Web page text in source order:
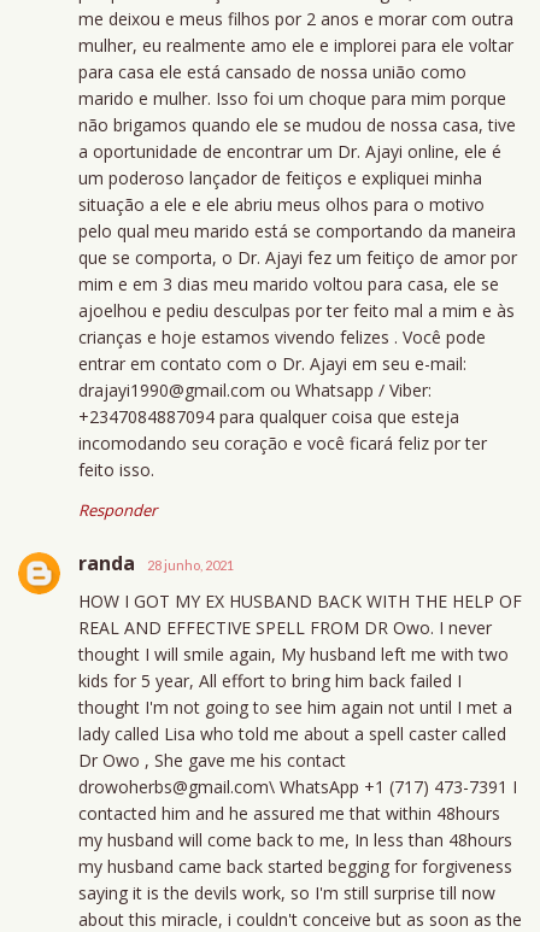
me deixou e meus filhos por 2 anos e morar com outra
mulher, eu realmente amo ele e implorei para ele voltar
para casa ele está cansado de nossa união como
marido e mulher. Isso foi um choque para mim porque
não brigamos quando ele se mudou de nossa casa, tive
a oportunidade de encontrar um Dr. Ajayi online, ele é
um poderoso lançador de feitiços e expliquei minha
situação a ele e ele abriu meus olhos para o motivo
pelo qual meu marido está se comportando da maneira
que se comporta, o Dr. Ajayi fez um feitiço de amor por
mim e em 3 dias meu marido voltou para casa, ele se
ajoelhou e pediu desculpas por ter feito mal a mim e às
crianças e hoje estamos vivendo felizes . Você pode
entrar em contato com o Dr. Ajayi em seu e-mail:
drajayi1990@gmail.com ou Whatsapp / Viber:
+2347084887094 para qualquer coisa que esteja
incomodando seu coração e você ficará feliz por ter
feito isso.
Responder
randa 28 junho, 2021
HOW I GOT MY EX HUSBAND BACK WITH THE HELP OF
REAL AND EFFECTIVE SPELL FROM DR Owo. I never
thought I will smile again, My husband left me with two
kids for 5 year, All effort to bring him back failed I
thought I'm not going to see him again not until I met a
lady called Lisa who told me about a spell caster called
Dr Owo , She gave me his contact
drowoherbs@gmail.com\ WhatsApp +1 (717) 473-7391 I
contacted him and he assured me that within 48hours
my husband will come back to me, In less than 48hours
my husband came back started begging for forgiveness
saying it is the devils work, so I'm still surprise till now
about this miracle, i couldn't conceive but as soon as the